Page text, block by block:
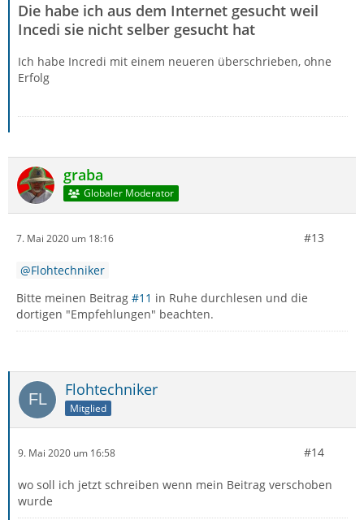
Die habe ich aus dem Internet gesucht weil
Incedi sie nicht selber gesucht hat
Ich habe Incredi mit einem neueren überschrieben, ohne
Erfolg
graba
Globaler Moderator
7. Mai 2020 um 18:16 #13
Flohtechniker
Bitte meinen Beitrag #11 in Ruhe durchlesen und die
dortigen "Empfehlungen" beachten.
Flohtechniker
Mitglied
9. Mai 2020 um 16:58 #14
wo soll ich jetzt schreiben wenn mein Beitrag verschoben
wurde